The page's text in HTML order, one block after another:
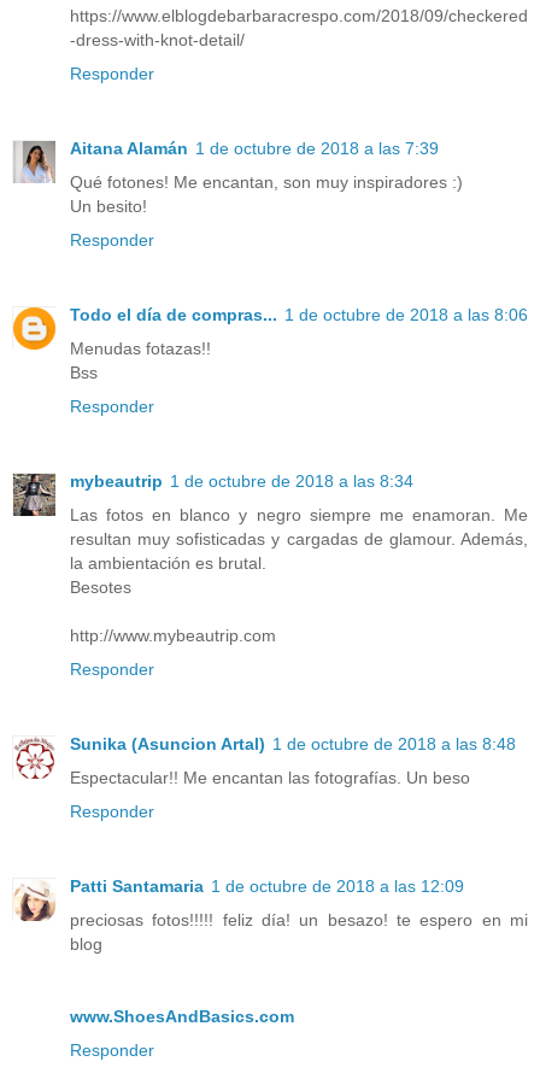
https://www.elblogdebarbaracrespo.com/2018/09/checkered
-dress-with-knot-detail/
Responder
Aitana Alamán 1 de octubre de 2018 a las 7:39
Qué fotones! Me encantan, son muy inspiradores :)
Un besito!
Responder
Todo el día de compras... 1 de octubre de 2018 a las 8:06
Menudas fotazas!!
Bss
Responder
mybeautrip 1 de octubre de 2018 a las 8:34
Las fotos en blanco y negro siempre me enamoran. Me
resultan muy sofisticadas y cargadas de glamour. Además,
la ambientación es brutal.
Besotes
http://www.mybeautrip.com
Responder
Sunika (Asuncion Artal) 1 de octubre de 2018 a las 8:48
Espectacular!! Me encantan las fotografías. Un beso
Responder
Patti Santamaria 1 de octubre de 2018 a las 12:09
preciosas fotos!!!!! feliz día! un besazo! te espero en mi
blog
www.ShoesAndBasics.com
Responder